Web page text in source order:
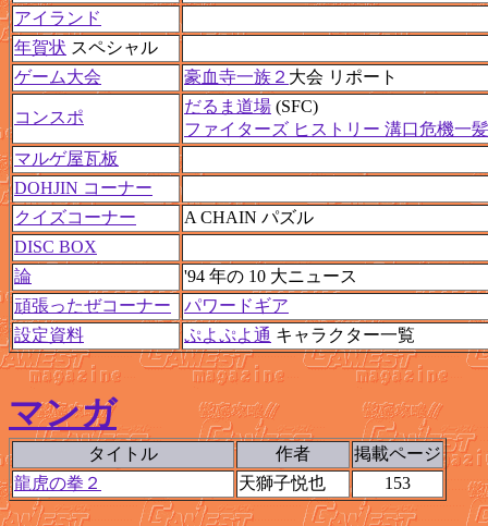
アイランド
年賀状 スペシャル
ゲーム大会
豪血寺一族２ 大会 リポート
コンスポ
だるま道場 (SFC)
ファイターズ ヒストリー 溝口危機一髪
マルゲ屋瓦板
DOHJIN コーナー
クイズコーナー
A CHAIN パズル
DISC BOX
論
'94 年の 10 大ニュース
頑張ったぜコーナー
パワードギア
設定資料
ぷよぷよ通 キャラクター一覧
マンガ
タイトル 作者
掲載ページ
龍虎の拳２
天獅子悦也 153